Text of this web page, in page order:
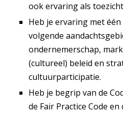
ook ervaring als
Heb je ervaring met
volgende
ondernemerschap,
(cultureel) beleid en
cultuurparticipatie.
Heb je begrip van de
de Fair Practice Code